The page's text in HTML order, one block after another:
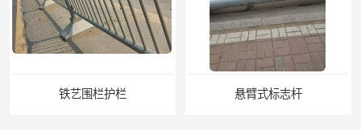
铁艺围栏护栏 悬臂式标志杆